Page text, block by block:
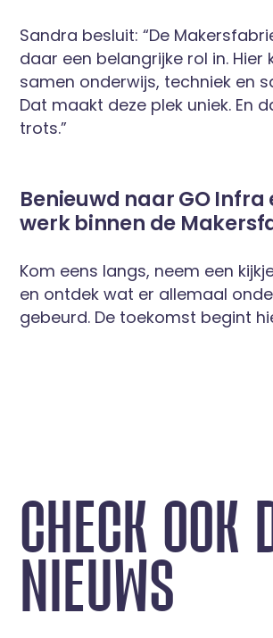
Sandra besluit: “De
daar een belangrijke rol in. Hier
samen onderwijs, techniek en
Dat maakt deze plek uniek. En
trots.”
Benieuwd naar GO Infra
werk binnen de
Kom eens langs, neem een
en ontdek wat er allemaal
gebeurd. De toekomst begint
CHECK OOK
NIEUWS